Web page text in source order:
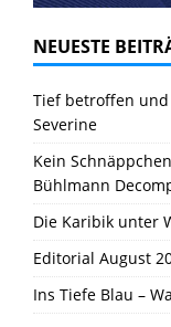
NEUESTE
Tief betroffen
Severine
Kein
Bühlmann
Die Karibik unter
Editorial August
Ins Tiefe Blau –